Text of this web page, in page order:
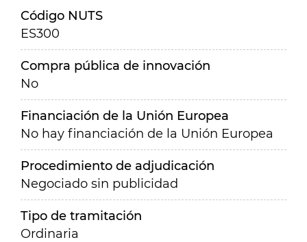
Código NUTS
ES300
Compra pública de innovación
No
Financiación de la Unión Europea
No hay financiación de la Unión Europea
Procedimiento de adjudicación
Negociado sin publicidad
Tipo de tramitación
Ordinaria